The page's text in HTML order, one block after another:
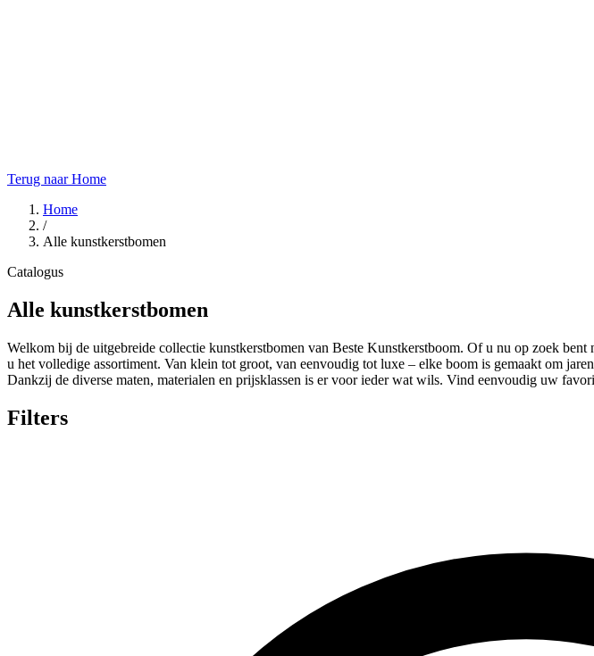
Terug naar Home
Home
/
Alle kunstkerstbomen
Catalogus
Alle kunstkerstbomen
Welkom bij de uitgebreide collectie kunstkerstbomen van Beste Kunstkerstboom. Of u nu op zoek
u het volledige assortiment. Van klein tot groot, van eenvoudig tot luxe – elke boom is gemaakt om
Dankzij de diverse maten, materialen en prijsklassen is er voor ieder wat wils. Vind eenvoudig uw
Filters